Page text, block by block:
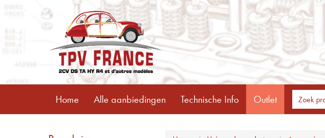
Home Alle aanbiedingen Technische Info Outlet